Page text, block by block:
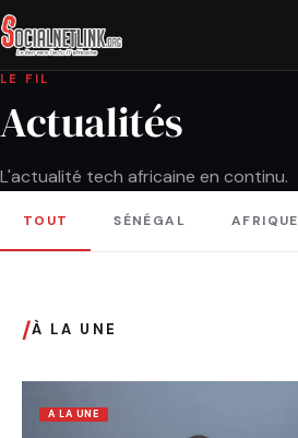
LE FIL
Actualités
L'actualité tech africaine en continu.
TOUT SÉNÉGAL AFRIQUE
/À LA UNE
A LA UNE